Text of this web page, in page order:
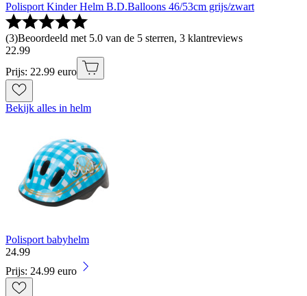
Polisport Kinder Helm B.D.Balloons 46/53cm grijs/zwart
(3)Beoordeeld met 5.0 van de 5 sterren, 3 klantreviews
22.99
Prijs: 22.99 euro
Bekijk alles in helm
Polisport babyhelm
24.99
Prijs: 24.99 euro